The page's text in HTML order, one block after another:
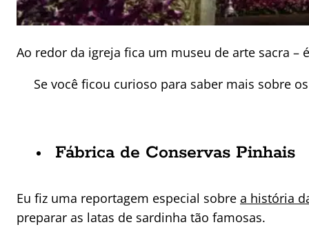
Ao redor da igreja fica um museu de arte sacra
Se você ficou curioso para saber mais sobre
Fábrica de Conservas Pinhais
Eu fiz uma reportagem especial sobre a história
preparar as latas de sardinha tão famosas.